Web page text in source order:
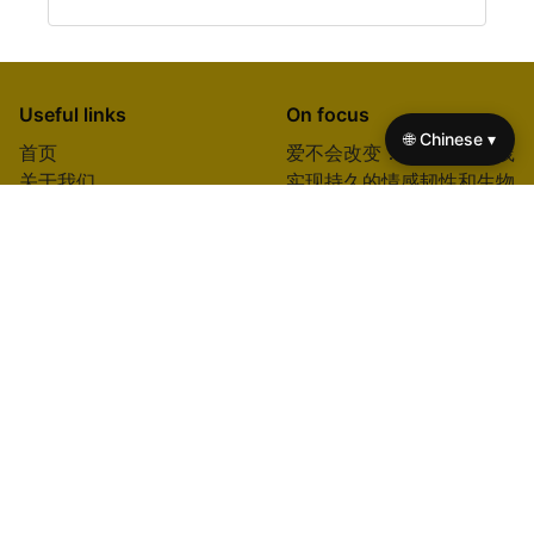
Useful links
首页
关于我们
On focus
爱不会改变：利用身心实践
实现持久的情感韧性和生物
🌐 Chinese ▾